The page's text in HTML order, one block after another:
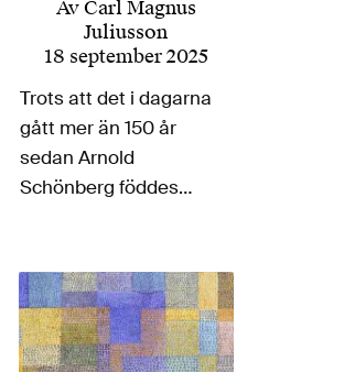
AvCarl Magnus
Juliusson
18 september 2025
Trots att det i dagarna
gått mer än 150 år
sedan Arnold
Schönberg föddes
hans tolvtonsteknik,
kanske som själva
sinnebilden för
modern konstmusik,